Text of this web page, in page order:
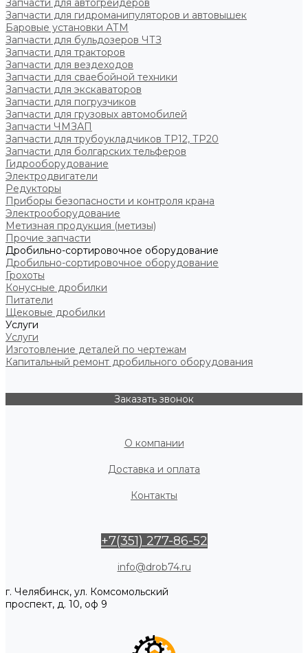
Запчасти для автогрейдеров
Запчасти для гидроманипуляторов и автовышек
Баровые установки АТМ
Запчасти для бульдозеров ЧТЗ
Запчасти для тракторов
Запчасти для вездеходов
Запчасти для сваебойной техники
Запчасти для экскаваторов
Запчасти для погрузчиков
Запчасти для грузовых автомобилей
Запчасти ЧМЗАП
Запчасти для трубоукладчиков ТР12, ТР20
Запчасти для болгарских тельферов
Гидрооборудование
Электродвигатели
Редукторы
Приборы безопасности и контроля крана
Электрооборудование
Метизная продукция (метизы)
Прочие запчасти
Дробильно-сортировочное оборудование
Дробильно-сортировочное оборудование
Грохоты
Конусные дробилки
Питатели
Щековые дробилки
Услуги
Услуги
Изготовление деталей по чертежам
Капитальный ремонт дробильного оборудования
Заказать звонок
О компании
Доставка и оплата
Контакты
+7(351) 277-86-52
info@drob74.ru
г. Челябинск, ул. Комсомольский
проспект, д. 10, оф 9